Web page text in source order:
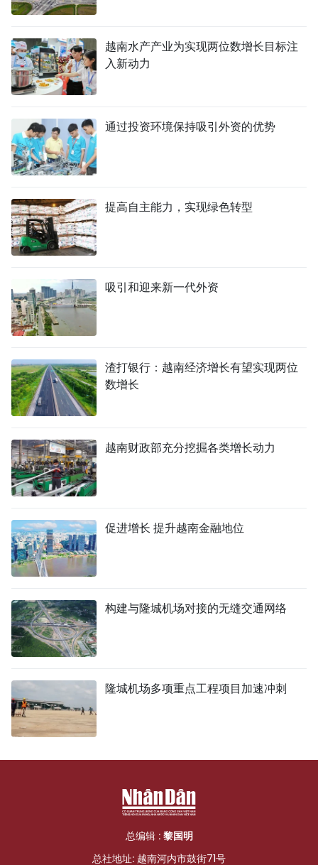
越南水产产业为实现两位数增长目标注
入新动力
通过投资环境保持吸引外资的优势
提高自主能力，实现绿色转型
吸引和迎来新一代外资
渣打银行：越南经济增长有望实现两位
数增长
越南财政部充分挖掘各类增长动力
促进增长 提升越南金融地位
构建与隆城机场对接的无缝交通网络
隆城机场多项重点工程项目加速冲刺
总编辑 : 黎国明
总社地址: 越南河内市鼓街71号